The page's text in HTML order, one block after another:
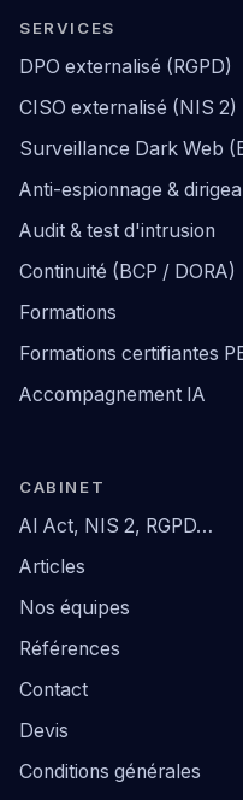
SERVICES
DPO externalisé (RGPD)
CISO externalisé (NIS 2)
Surveillance Dark Web
Anti-espionnage &
Audit & test d'intrusion
Continuité (BCP / DORA)
Formations
Formations certifiantes
Accompagnement IA
CABINET
AI Act, NIS 2, RGPD…
Articles
Nos équipes
Références
Contact
Devis
Conditions générales